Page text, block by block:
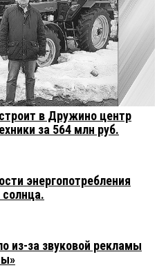
в Дружино центр
за 564 млн руб.
энергопотребления
из-за звуковой рекламы